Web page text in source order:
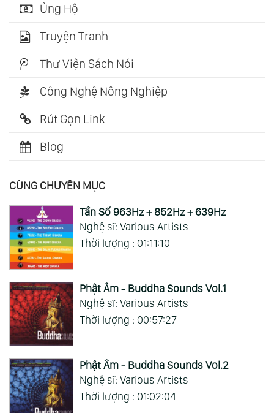
Ủng Hộ
Truyện Tranh
Thư Viện Sách Nói
Công Nghệ Nông Nghiệp
Rút Gọn Link
Blog
CÙNG CHUYÊN MỤC
Tần Số 963Hz + 852Hz + 639Hz
Nghệ sĩ: Various Artists
Thời lượng : 01:11:10
Phật Âm - Buddha Sounds Vol.1
Nghệ sĩ: Various Artists
Thời lượng : 00:57:27
Phật Âm - Buddha Sounds Vol.2
Nghệ sĩ: Various Artists
Thời lượng : 01:02:04